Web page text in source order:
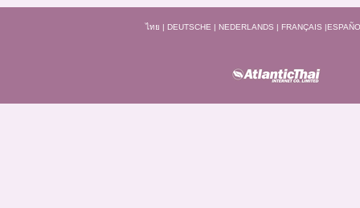
ไทย | DEUTSCHE | NEDERLANDS | FRANÇAIS |